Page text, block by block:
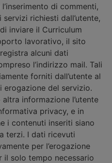
di commenti,
richiesti dall’utente,
inviare il Curriculum
lavorativo, il sito
alcuni dati
l’indirizzo mail. Tali
forniti dall’utente al
erogazione del servizio.
informazione l’utente
privacy, e in
i contenuti inseriti siano
terzi. I dati ricevuti
per l’erogazione
il solo tempo necessario